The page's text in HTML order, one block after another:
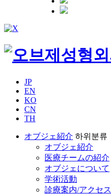
JP
EN
KO
CN
TH
オブジェ紹介 하위분류
オブジェ紹介
医療チームの紹介
オブジェについて
学術活動
診療案内/アクセス